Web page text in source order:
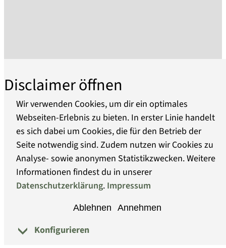
vornehmlich auf den Erwerb von Primär- und
Sekundärzeugnissen zu Leben und Werk
Heinrich von Kleists. Dies schließt Werke der
bildenden Kunst sowie auch Zeugnisse der
darstellenden Kunst und der Musik ein.
Darüber hinaus ist das Museum dem Erbe der
Dichter Ewald Christian und Franz Alexander von
Kleist sowie Caroline und Friedrich de la Motte
Fouqué verpflichtet. Seit 1996 befindet sich der
Dauerleihgabe der "Stiftung Zentral- und
Über uns
Barrierefreiheit
Datenschutz
© Museumsverband Brandenburg
Disclaimer öffnen
Wir verwenden Cookies, um dir ein optimales
Webseiten-Erlebnis zu bieten. In erster Linie handelt
es sich dabei um Cookies, die für den Betrieb der
Seite notwendig sind. Zudem nutzen wir Cookies zu
Analyse- sowie anonymen Statistikzwecken. Weitere
Informationen findest du in unserer
Datenschutzerklärung. Impressum
Ablehnen Annehmen
Konfigurieren